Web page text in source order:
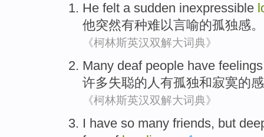
He felt a sudden inexpressible
他突然有种难以言喻的孤独感。
《柯林斯英汉双解大词典》
Many deaf people have feelings
许多失聪的 人有孤独和寂寞的
《柯林斯英汉双解大词典》
I have so many friends, but